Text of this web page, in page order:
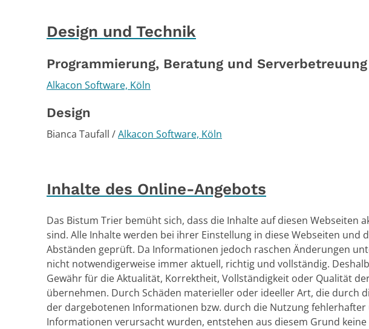
Design und Technik
Programmierung, Beratung und Serverbetreuung
Alkacon Software, Köln
Design
Bianca Taufall /Alkacon Software, Köln
Inhalte des Online-Angebots
Das Bistum Trier bemüht sich, dass die Inhalte auf diesen Webseiten
sind. Alle Inhalte werden bei ihrer Einstellung in diese Webseiten und
Abständen geprüft. Da Informationen jedoch raschen Änderungen
nicht notwendigerweise immer aktuell, richtig und vollständig.
Gewähr für die Aktualität, Korrektheit, Vollständigkeit oder Qualität
übernehmen. Durch Schäden materieller oder ideeller Art, die durch
der dargebotenen Informationen bzw. durch die Nutzung
Informationen verursacht wurden, entstehen aus diesem Grund